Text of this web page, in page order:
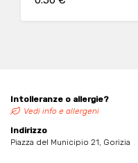
Intolleranze o allergie?
Vedi info e allergeni
Indirizzo
Piazza del Municipio 21, Gorizia